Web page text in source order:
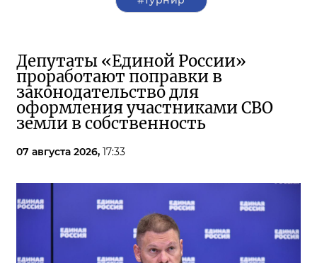
Депутаты «Единой России»
проработают поправки в
законодательство для
оформления участниками СВО
земли в собственность
07 августа 2026, 17:33